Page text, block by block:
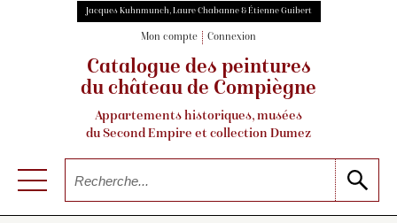
Jacques Kuhnmunch, Laure Chabanne & Étienne Guibert
Mon compte Connexion
Catalogue des peintures
du château de Compiègne
Appartements historiques, musées
du Second Empire et collection Dumez